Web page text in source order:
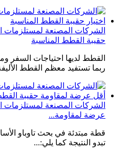
الشركات المصنعة لمستلزمات
حقيبة القطط المناسبة
القطط لديها احتياجات السفر
ربما تستفيد معظم القطط
الشركات المصنعة لمستلزمات
عرضة لمقاومة...
قطة مبتدئة في بحث تاوباو
تبدو النتيجة كما يلي:...